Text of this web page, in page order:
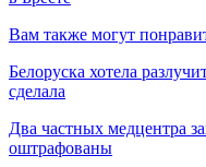
Вам также могут
Белоруска хотела
сделала
Два частных медцентра
оштрафованы